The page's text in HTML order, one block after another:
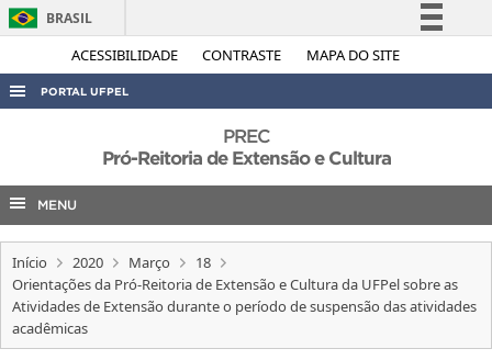
ACESSIBILIDADE CONTRASTE MAPA DO SITE
BRASIL
Simplifique!
Acesso à informação
Legislação
PORTAL UFPEL
AUDITORIA
COBALTO
CONCURSOS
EDITAIS
INTERNACIONAL
OUVIDORIA
PREC
Pró-Reitoria de Extensão e Cultura
MENU
Início 2020 Março
18
Orientações da Pró-Reitoria de Extensão e Cultura da UFPel sobre as
Atividades de Extensão durante o período de suspensão das atividades
acadêmicas